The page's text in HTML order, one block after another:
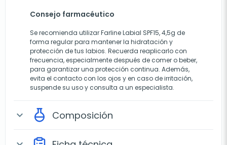
Consejo farmacéutico
Se recomienda utilizar Farline Labial SPF15, 4,5g de
forma regular para mantener la hidratación y
protección de tus labios. Recuerda reaplicarlo con
frecuencia, especialmente después de comer o beber,
para garantizar una protección continua. Además,
evita el contacto con los ojos y en caso de irritación,
suspende su uso y consulta a un especialista.
expand_more Composición